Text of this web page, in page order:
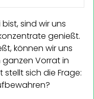
sind wir uns
genießt.
können wir uns
ganzen Vorrat in
stellt sich die Frage: